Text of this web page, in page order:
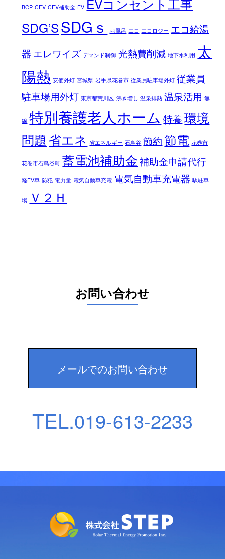
BCP CEV CEV補助金 EV EVコンセント工事
SDG’SSDGｓ お風呂 エコ エコロジー エコ給湯
器 エレワイズ デマンド制御 光熱費削減 地下水利用 太
陽熱 安価外灯 宮城県 岩手県花巻市 従業員駐車場外灯 従業員
駐車場用外灯 東京都荒川区 沸き増し 温泉排熱 温泉活用 無
線 特別養護老人ホーム 特養 環境
問題 省エネ 省エネルギー 石鳥谷 節約 節電 花巻市
花巻市石鳥谷町 蓄電池補助金 補助金申請代行
軽EV車 防犯 電力量 電気自動車充電 電気自動車充電器 駅駐車
場 Ｖ２Ｈ
お問い合わせ
メールでのお問い合わせ
TEL.019-613-2233